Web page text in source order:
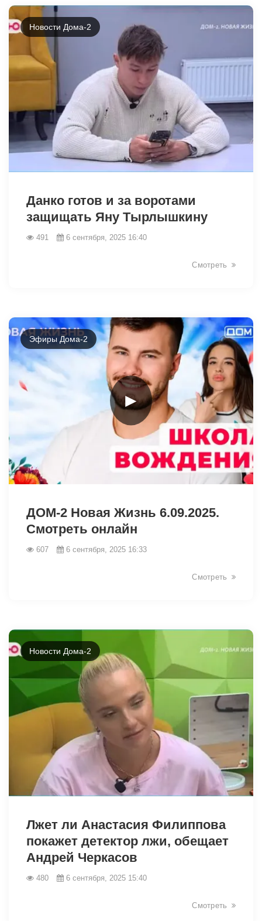
Новости Дома-2
Данко готов и за воротами
защищать Яну Тырлышкину
491 6 сентября, 2025 16:40
Смотреть
►
Эфиры Дома-2
ДОМ-2 Новая Жизнь 6.09.2025.
Смотреть онлайн
607 6 сентября, 2025 16:33
Смотреть
Новости Дома-2
Лжет ли Анастасия Филиппова
покажет детектор лжи, обещает
Андрей Черкасов
480 6 сентября, 2025 15:40
Смотреть